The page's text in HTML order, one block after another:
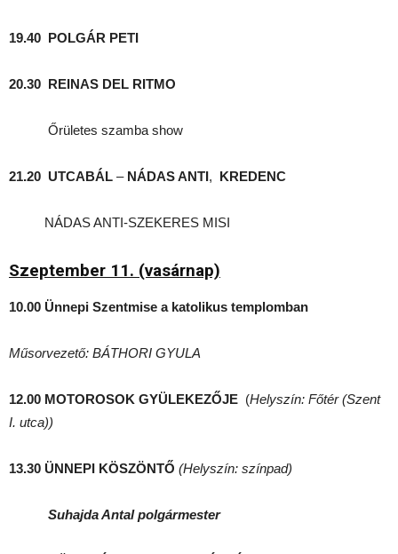
19.40 POLGÁR PETI
20.30 REINAS DEL RITMO
Őrületes szamba show
21.20 UTCABÁL – NÁDAS ANTI, KREDENC
NÁDAS ANTI-SZEKERES MISI
Szeptember 11. (vasárnap)
10.00 Ünnepi Szentmise a katolikus templomban
Műsorvezető: BÁTHORI GYULA
12.00 MOTOROSOK GYÜLEKEZŐJE (Helyszín: Főtér (Szent
I. utca))
13.30 ÜNNEPI KÖSZÖNTŐ (Helyszín: színpad)
Suhajda Antal polgármester